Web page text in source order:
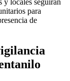
para
de